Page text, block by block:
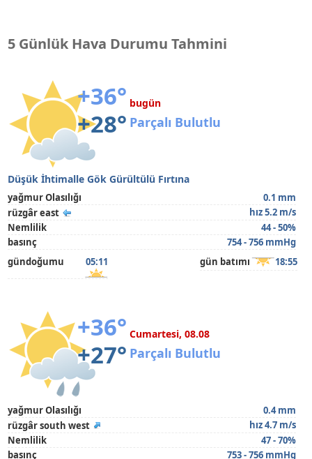
5 Günlük Hava Durumu Tahmini
+36°
+28°
bugün
Parçalı Bulutlu
Düşük İhtimalle Gök Gürültülü Fırtına
yağmur Olasılığı
0.1 mm
rüzgâr east
hız 5.2 m/s
Nemlilik
44 - 50%
basınç
754 - 756 mmHg
gündoğumu
05:11 gün batımı 18:55
+36°
+27°
Cumartesi, 08.08
Parçalı Bulutlu
yağmur Olasılığı
0.4 mm
rüzgâr south west
hız 4.7 m/s
Nemlilik
47 - 70%
basınç
753 - 756 mmHg